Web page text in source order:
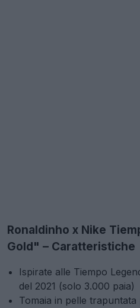
Ronaldinho x Nike
Gold" – Caratteristiche
Ispirate alle Tiempo
del 2021 (solo 3.000 paia)
Tomaia in pelle